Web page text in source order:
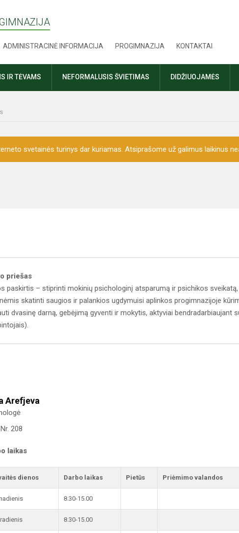
ADMINISTRACINĖ INFORMACIJA PROGIMNAZIJA KONTAKTAI
IR TĖVAMS NEFORMALUSIS ŠVIETIMAS DIDŽIUOJAMĖS
svetainės turinys dar kuriamas. Atsiprašome už galimus laikinus
priešas
paskirtis – stiprinti mokinių psichologinį atsparumą ir psichikos sveikatą,
skatinti saugios ir palankios ugdymuisi aplinkos progimnazijoje
dvasinę darną, gebėjimą gyventi ir mokytis, aktyviai bendradarbiaujant
Arefjeva
208
laikas
dienos Darbo laikas Pietūs Priėmimo valandos
8.30-15.00
8.30-15.00